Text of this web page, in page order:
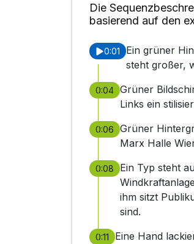
Die
basierend auf den
0:01
Ein grüner
steht großer,
0:04
Grüner
Links ein
0:06
Grüner
Marx Halle
0:08
Ein Typ steht
ihm sitzt
sind.
0:11
Eine Hand